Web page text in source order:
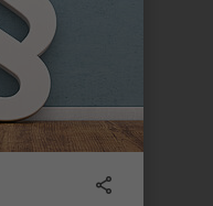
die Digitalisierungs-
des Bereichs
der bereits
Antworten während
des